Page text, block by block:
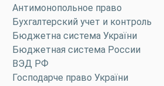
Антимонопольное право
Бухгалтерский учет и контроль
Бюджетна система України
Бюджетная система России
ВЭД РФ
Господарче право України